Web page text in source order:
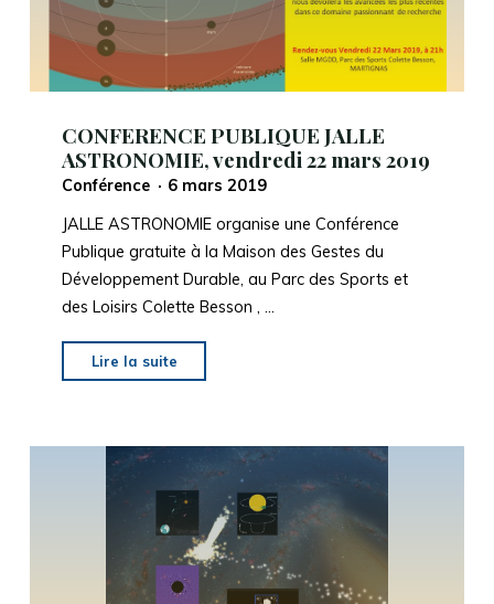
CONFERENCE PUBLIQUE JALLE
ASTRONOMIE, vendredi 22 mars 2019
Conférence
6 mars 2019
JALLE ASTRONOMIE organise une Conférence
Publique gratuite à la Maison des Gestes du
Développement Durable, au Parc des Sports et
des Loisirs Colette Besson , …
Lire la suite
PUBLIQUE
ASTRONOMIE,
vendredi
22
mars
2019"